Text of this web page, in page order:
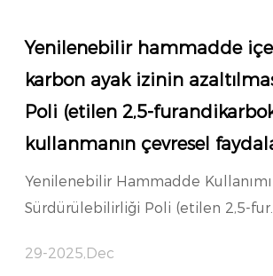
Yenilenebilir hammadde
karbon ayak izinin
Poli (etilen 2,5-
kullanmanın çevresel
Yenilenebilir Hammadde
Sürdürülebilirliği Poli (etilen 2,5-
29-2025,Dec